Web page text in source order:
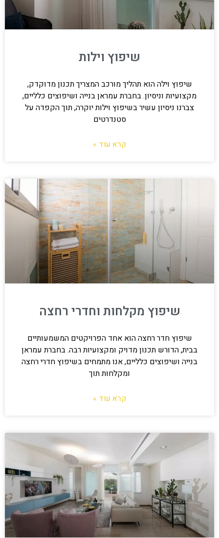
שיפוץ וילות
שיפוץ וילה הוא תהליך מורכב המצריך תכנון מדוקדק,
מקצועיות וניסיון. בחברת עמראן בנייה ושיפוצים כלליים,
צברנו ניסיון עשיר בשיפוץ וילות יוקרה, תוך הקפדה על
סטנדרטים
קרא עוד »
שיפוץ מקלחות וחדרי רחצה
שיפוץ חדר רחצה הוא אחד הפרויקטים המשמעותיים
בבית, הדורש תכנון מדויק ומקצועיות רבה. בחברת עמראן
בנייה ושיפוצים כלליים, אנו מתמחים בשיפוץ חדרי רחצה
ומקלחות תוך
קרא עוד »